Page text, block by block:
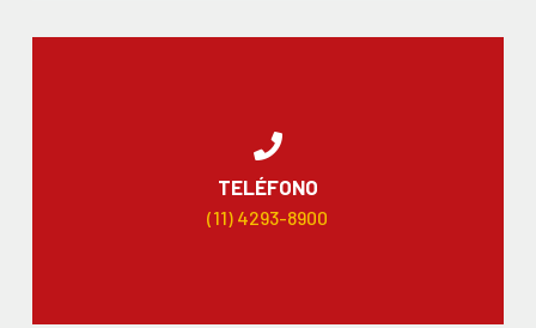
TELÉFONO
(11) 4293-8900